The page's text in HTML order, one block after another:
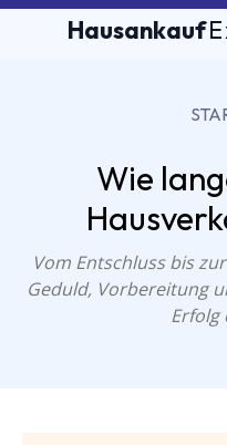
Hausankauf
Wie
Vom Entschluss bis
Geduld, Vorbereitung
Erfolg